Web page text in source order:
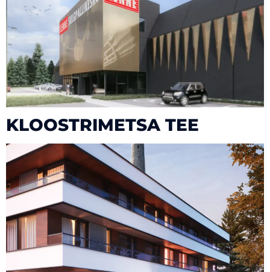
KLOOSTRIMETSA TEE